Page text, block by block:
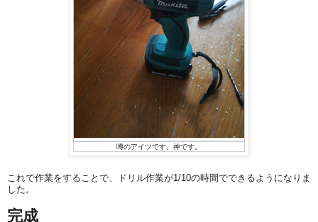
噂のアイツです。神です。
これで作業をすることで、ドリル作業が1/10の時間でできるようになりま
した。
完成